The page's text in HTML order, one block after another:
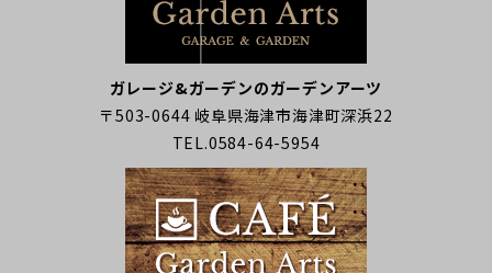
ガレージ&ガーデンのガーデンアーツ
〒503-0644 岐阜県海津市海津町深浜22
TEL.0584-64-5954